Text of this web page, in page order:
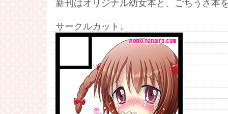
新刊はオリジナル幼女本と、ごちうさ本
サークルカット↓